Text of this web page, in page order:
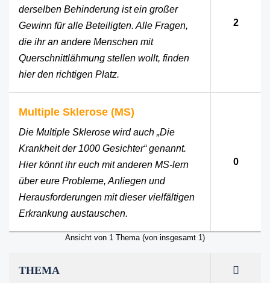
derselben Behinderung ist ein großer
Gewinn für alle Beteiligten. Alle Fragen,
die ihr an andere Menschen mit
Querschnittlähmung stellen wollt, finden
hier den richtigen Platz.
2
Multiple Sklerose (MS)
Die Multiple Sklerose wird auch „Die
Krankheit der 1000 Gesichter“ genannt.
Hier könnt ihr euch mit anderen MS-lern
über eure Probleme, Anliegen und
Herausforderungen mit dieser vielfältigen
Erkrankung austauschen.
0
Ansicht von 1 Thema (von insgesamt 1)
THEMA